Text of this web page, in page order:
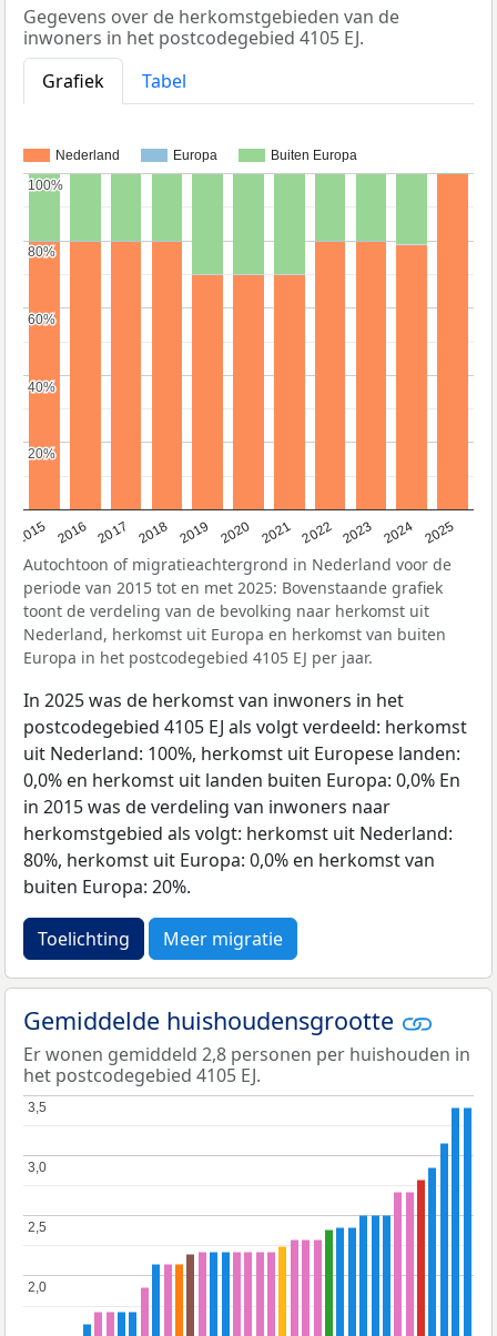
Gegevens over de herkomstgebieden van de
inwoners in het postcodegebied 4105 EJ.
Grafiek
Tabel
Nederland Europa Buiten Europa
2015 2016 2017 2018 2019 2020 2021 2022 2023 2024 2025
20%
20%
40%
40%
60%
60%
80%
80%
100%
100%
Autochtoon of migratieachtergrond in Nederland voor de
periode van 2015 tot en met 2025: Bovenstaande grafiek
toont de verdeling van de bevolking naar herkomst uit
Nederland, herkomst uit Europa en herkomst van buiten
Europa in het postcodegebied 4105 EJ per jaar.
In 2025 was de herkomst van inwoners in het
postcodegebied 4105 EJ als volgt verdeeld: herkomst
uit Nederland: 100%, herkomst uit Europese landen:
0,0% en herkomst uit landen buiten Europa: 0,0% En
in 2015 was de verdeling van inwoners naar
herkomstgebied als volgt: herkomst uit Nederland:
80%, herkomst uit Europa: 0,0% en herkomst van
buiten Europa: 20%.
Toelichting Meer migratie
Gemiddelde huishoudensgrootte
Er wonen gemiddeld 2,8 personen per huishouden in
het postcodegebied 4105 EJ.
2,0
2,0
2,5
2,5
3,0
3,0
3,5
3,5